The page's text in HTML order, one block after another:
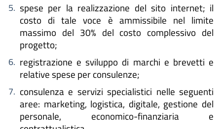
spese per la realizzazione del sito internet; il
costo di tale voce è ammissibile nel limite
massimo del 30% del costo complessivo del
progetto;
registrazione e sviluppo di marchi e brevetti e
relative spese per consulenze;
consulenza e servizi specialistici nelle seguenti
aree: marketing, logistica, digitale, gestione del
personale, economico-finanziaria e